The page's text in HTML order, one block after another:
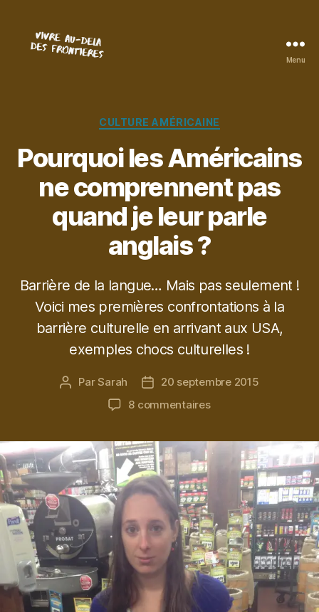
Menu
Catégories
CULTURE AMÉRICAINE
Pourquoi les Américains
ne comprennent pas
quand je leur parle
anglais ?
Barrière de la langue… Mais pas seulement !
Voici mes premières confrontations à la
barrière culturelle en arrivant aux USA,
exemples chocs culturelles !
Auteur
ParSarah
Date20 septembre 2015
8 commentairessur
Américains
comprennent
quand
je
leur
parle
anglais